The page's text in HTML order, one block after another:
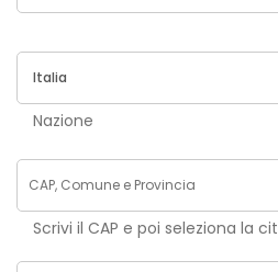
Nazione
Scrivi il CAP e poi seleziona la